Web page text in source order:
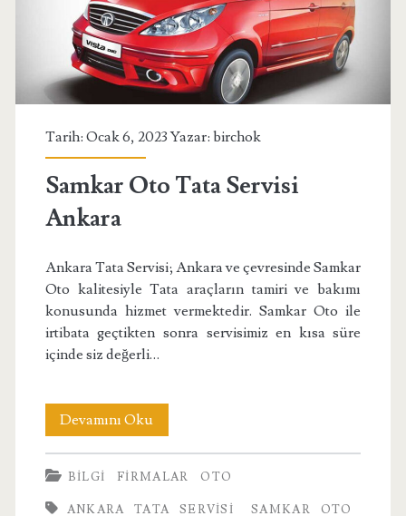
Tarih: Ocak 6, 2023 Yazar: birchok
Samkar Oto Tata Servisi
Ankara
Ankara Tata Servisi; Ankara ve çevresinde Samkar
Oto kalitesiyle Tata araçların tamiri ve bakımı
konusunda hizmet vermektedir. Samkar Oto ile
irtibata geçtikten sonra servisimiz en kısa süre
içinde siz değerli…
Devamını OkuSamkar
Oto
Tata
BILGI FIRMALAR OTO
ANKARA TATA SERVISI
SAMKAR OTO